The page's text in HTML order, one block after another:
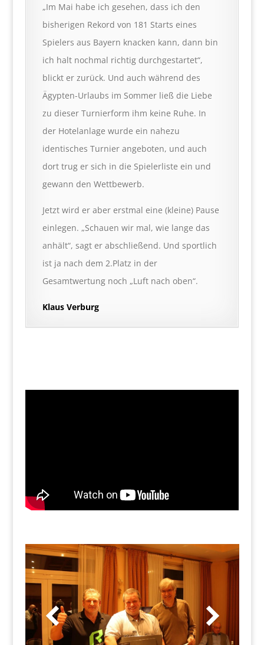
„Im Mai habe ich gesehen, dass ich den
bisherigen Rekord von 181 Starts eines
Spielers aus Bayern knacken kann, dann bin
ich halt nochmal richtig durchgestartet“,
blickt er zurück. Und auch während des
Ägypten-Urlaubs im Sommer ließ die Liebe
zu dieser Turnierform ihm keine Ruhe. In
der Hotelanlage wurde ein nahezu
identisches Turnier angeboten, und auch
dort trug er sich in die Spielerliste ein und
gewann den Wettbewerb.
Jetzt wird er aber erstmal eine (kleine) Pause
einlegen. „Schauen wir mal, wie lange das
anhält“, sagt er abschließend. Und sportlich
ist ja nach dem 2.Platz in der
Gesamtwertung noch „Luft nach oben“.
Klaus Verburg